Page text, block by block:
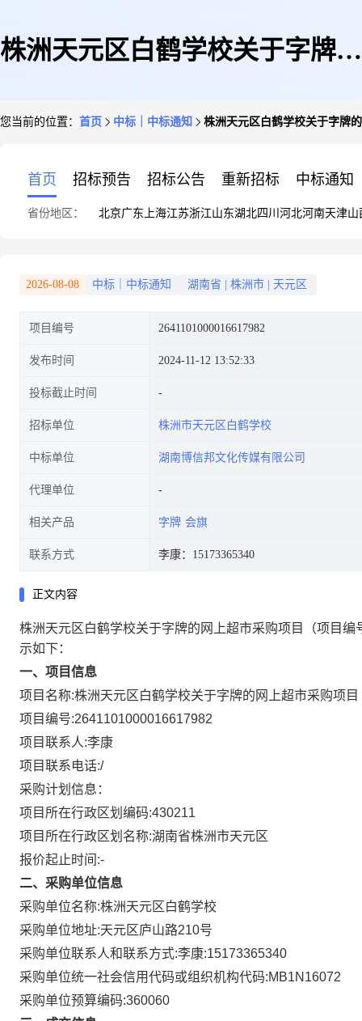
株洲天元区白鹤学校关于字牌的
您当前的位置： 首页 中标｜中标通知 株洲天元区白鹤学校关于字牌
首页 招标预告 招标公告 重新招标 中标通知
省份地区： 北京广东 上海江苏浙江山东湖北四川 河北河南天津山
2026-08-08 中标｜中标通知 湖南省 株洲市 天元区
项目编号 2641101000016617982
发布时间 2024-11-12 13:52:33
投标截止时间
招标单位 株洲市天元区白鹤学校
中标单位 湖南博信邦文化传媒有限公司
代理单位
相关产品 字牌 会旗
联系方式 李康：15173365340
正文内容
株洲天元区白鹤学校关于字牌的网上超市采购项目
（项目编
示如下：
一、项目信息
项目名称:株洲天元区白鹤学校关于字牌的网上超市采购项目
项目编号:2641101000016617982
项目联系人:李康
项目联系电话:/
采购计划信息：
项目所在行政区划编码:430211
项目所在行政区划名称:湖南省株洲市天元区
报价起止时间:-
二、采购单位信息
采购单位名称:株洲天元区白鹤学校
采购单位地址:天元区庐山路210号
采购单位联系人和联系方式:李康:15173365340
采购单位统一社会信用代码或组织机构代码:MB1N16072
采购单位预算编码:360060